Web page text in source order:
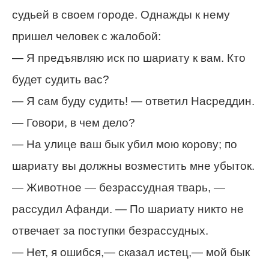
судьей в своем городе. Однажды к нему
пришел человек с жалобой:
— Я предъявляю иск по шариату к вам. Кто
будет судить вас?
— Я сам буду судить! — ответил Насреддин.
— Говори, в чем дело?
— На улице ваш бык убил мою корову; по
шариату вы должны возместить мне убыток.
— Животное — безрассудная тварь, —
рассудил Афанди. — По шариату никто не
отвечает за поступки безрассудных.
— Нет, я ошибся,— сказал истец,— мой бык